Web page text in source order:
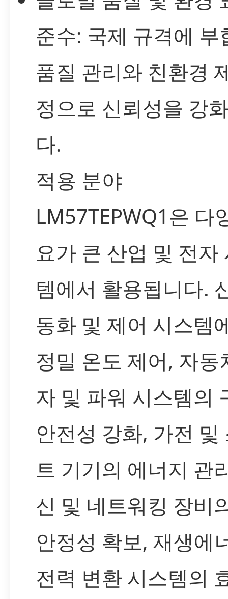
준수: 국제 규격에 부
품질 관리와 친환경
정으로 신뢰성을 강
다.
적용 분야
LM57TEPWQ1은 다
요가 큰 산업 및 전자
템에서 활용됩니다.
동화 및 제어 시스템
정밀 온도 제어, 자동
자 및 파워 시스템의
안전성 강화, 가전 및
트 기기의 에너지 관
신 및 네트워킹 장비
안정성 확보, 재생에
전력 변환 시스템의